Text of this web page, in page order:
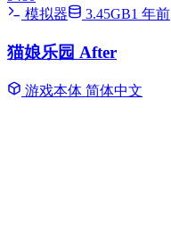
模拟器
3.45GB1 年前
猫娘乐园 After
游戏本体 简体中文